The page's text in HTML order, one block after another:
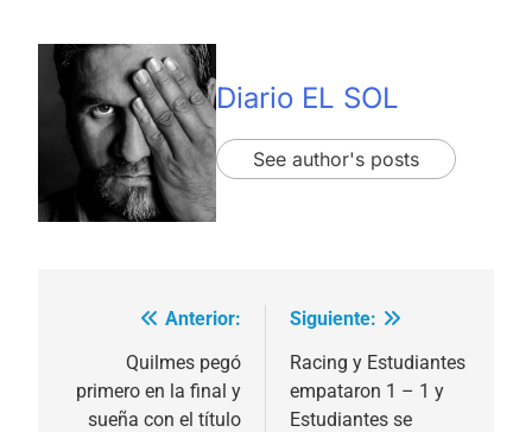
Diario EL SOL
See author's posts
Navegación
entradas
Anterior:
Quilmes pegó
primero en la final y
sueña con el título
Siguiente:
Racing y Estudiantes
empataron 1 – 1 y
Estudiantes se